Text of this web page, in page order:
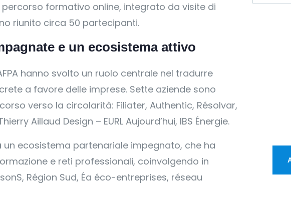
formativo online, integrato da visite di
riunito circa 50 partecipanti.
e un ecosistema attivo
hanno svolto un ruolo centrale nel tradurre
a favore delle imprese. Sette aziende sono
verso la circolarità: Filiater, Authentic, Résolvar,
Aillaud Design – EURL Aujourd’hui, IBS Énergie.
ecosistema partenariale impegnato, che ha
e reti professionali, coinvolgendo in
Région Sud, Éa éco-entreprises, réseau